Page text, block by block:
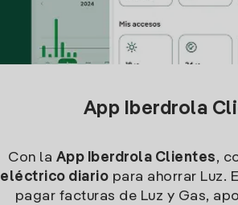
App Iberdrola
Con la App Iberdrola Clientes,
eléctrico diario para ahorrar Luz.
pagar facturas de Luz y Gas,